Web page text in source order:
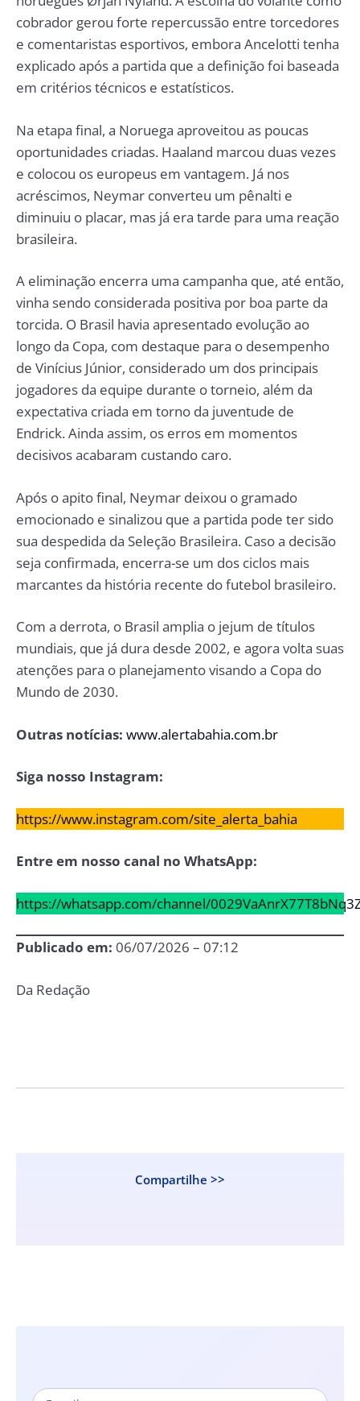
cobrador gerou forte repercussão entre torcedores
e comentaristas esportivos, embora Ancelotti tenha
explicado após a partida que a definição foi baseada
em critérios técnicos e estatísticos.
Na etapa final, a Noruega aproveitou as poucas
oportunidades criadas. Haaland marcou duas vezes
e colocou os europeus em vantagem. Já nos
acréscimos, Neymar converteu um pênalti e
diminuiu o placar, mas já era tarde para uma reação
brasileira.
A eliminação encerra uma campanha que, até então,
vinha sendo considerada positiva por boa parte da
torcida. O Brasil havia apresentado evolução ao
longo da Copa, com destaque para o desempenho
de Vinícius Júnior, considerado um dos principais
jogadores da equipe durante o torneio, além da
expectativa criada em torno da juventude de
Endrick. Ainda assim, os erros em momentos
decisivos acabaram custando caro.
Após o apito final, Neymar deixou o gramado
emocionado e sinalizou que a partida pode ter sido
sua despedida da Seleção Brasileira. Caso a decisão
seja confirmada, encerra-se um dos ciclos mais
marcantes da história recente do futebol brasileiro.
Com a derrota, o Brasil amplia o jejum de títulos
mundiais, que já dura desde 2002, e agora volta suas
atenções para o planejamento visando a Copa do
Mundo de 2030.
Outras notícias: www.alertabahia.com.br
Siga nosso Instagram:
https://www.instagram.com/site_alerta_bahia
Entre em nosso canal no WhatsApp:
https://whatsapp.com/channel/
Publicado em: 06/07/2026 – 07:12
Da Redação
Compartilhe >>